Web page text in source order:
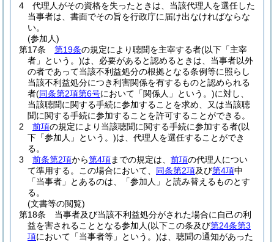
4
代理人がその資格を失ったときは、当該代理人を選任した
当事者は、書面でその旨を行政庁に届け出なければならな
い。
(参加人)
第17条
第19条の規定により聴聞を主宰する者(以下「主宰
者」という。)は、必要があると認めるときは、当事者以外
の者であって当該不利益処分の根拠となる条例等に照らし
当該不利益処分につき利害関係を有するものと認められる
者(同条第2項第6号において「関係人」という。)に対し、
当該聴聞に関する手続に参加することを求め、又は当該聴
聞に関する手続に参加することを許可することができる。
2
前項の規定により当該聴聞に関する手続に参加する者(以
下「参加人」という。)は、代理人を選任することができ
る。
3
前条第2項から第4項までの規定は、 前項の代理人につい
て準用する。
この場合において、 同条第2項及び第4項中
「当事者」とあるのは、「参加人」と読み替えるものとす
る。
(文書等の閲覧)
第18条
当事者及び当該不利益処分がされた場合に自己の利
益を害されることとなる参加人(以下この条及び第24条第3
項において「当事者等」という。)は、聴聞の通知があった